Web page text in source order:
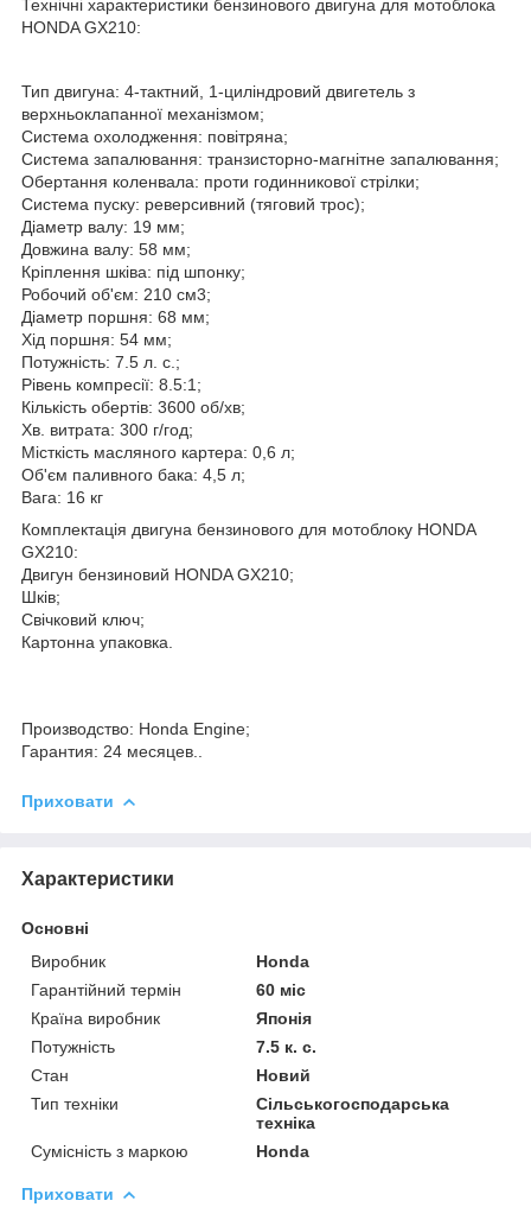
Технічні характеристики бензинового двигуна для мотоблока
HONDA GX210:
Тип двигуна: 4-тактний, 1-циліндровий двигетель з
верхньоклапанної механізмом;
Система охолодження: повітряна;
Система запалювання: транзисторно-магнітне запалювання;
Обертання коленвала: проти годинникової стрілки;
Система пуску: реверсивний (тяговий трос);
Діаметр валу: 19 мм;
Довжина валу: 58 мм;
Кріплення шківа: під шпонку;
Робочий об'єм: 210 см3;
Діаметр поршня: 68 мм;
Хід поршня: 54 мм;
Потужність: 7.5 л. с.;
Рівень компресії: 8.5:1;
Кількість обертів: 3600 об/хв;
Хв. витрата: 300 г/год;
Місткість масляного картера: 0,6 л;
Об'єм паливного бака: 4,5 л;
Вага: 16 кг
Комплектація двигуна бензинового для мотоблоку HONDA
GX210:
Двигун бензиновий HONDA GX210;
Шків;
Свічковий ключ;
Картонна упаковка.
Производство: Honda Engine;
Гарантия: 24 месяцев..
Приховати
Характеристики
Основні
Виробник
Honda
Гарантійний термін
60 міс
Країна виробник
Японія
Потужність
7.5 к. с.
Стан
Новий
Тип техніки
Сільськогосподарська
техніка
Сумісність з маркою
Honda
Приховати